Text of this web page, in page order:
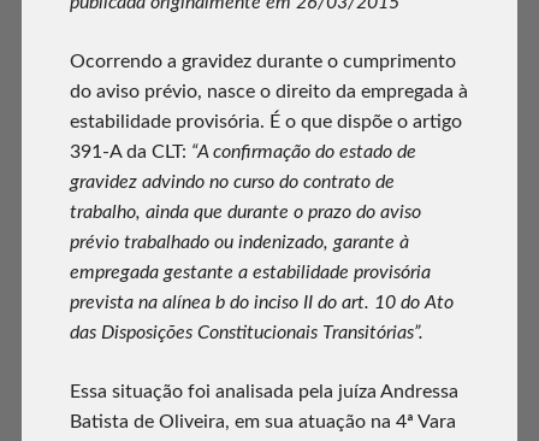
Ocorrendo a gravidez durante o cumprimento
do aviso prévio, nasce o direito da empregada à
estabilidade provisória. É o que dispõe o artigo
391-A da CLT: “A confirmação do estado de
gravidez advindo no curso do contrato de
trabalho, ainda que durante o prazo do aviso
prévio trabalhado ou indenizado, garante à
empregada gestante a estabilidade provisória
prevista na alínea b do inciso II do art. 10 do Ato
das Disposições Constitucionais Transitórias”.
Essa situação foi analisada pela juíza Andressa
Batista de Oliveira, em sua atuação na 4ª Vara